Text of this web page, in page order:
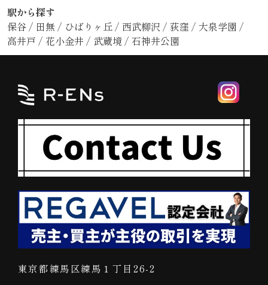
駅から探す
保谷 / 田無 / ひばりヶ丘/ 西武柳沢 / 荻窪 / 大泉学園 /
高井戸 / 花小金井 / 武蔵境/ 石神井公園
東京都練馬区練馬１丁目26-2